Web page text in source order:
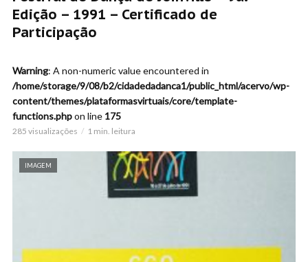
Edição – 1991 – Certificado de
Participação
Warning: A non-numeric value encountered in
/home/storage/9/08/b2/cidadedadanca1/public_html/acervo/wp-
content/themes/plataformasvirtuais/core/template-
functions.phpon line 175
285 visualizações 1 min. leitura
IMAGEM